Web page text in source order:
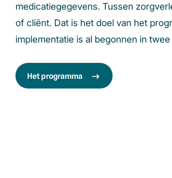
medicatiegegevens. Tussen
of cliënt. Dat is het doel van het
implementatie is al begonnen in twee
Het programma